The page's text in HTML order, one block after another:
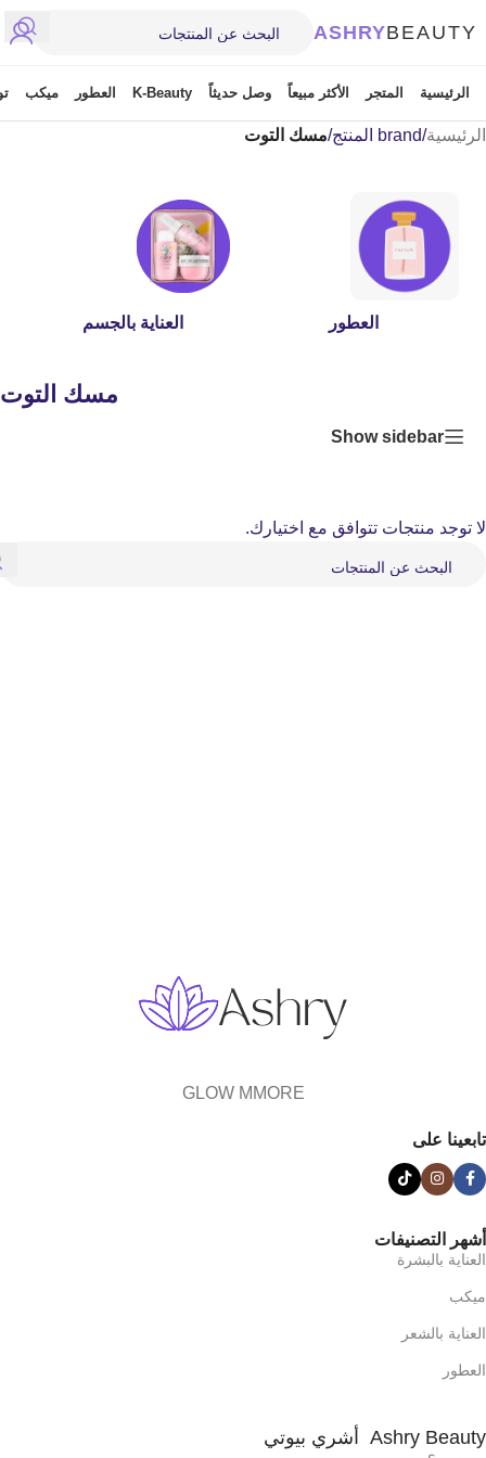
ASHRYBEAUTY
الرئيسية المتجر الأكثر مبيعاً وصل حديثاً K-Beauty العطور ميكب
الرئيسية/brand المنتج /مسك التوت
العطور العناية بالجسم
مسك التوت
Show sidebar
لا توجد منتجات تتوافق مع اختيارك.
GLOW MMORE
تابعينا على
أشهر التصنيفات
العناية بالبشرة
ميكب
العناية بالشعر
العطور
Ashry Beauty أشري بيوتي